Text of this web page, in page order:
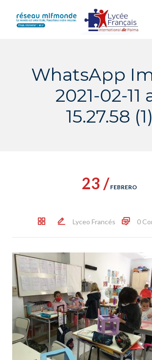
content
WhatsApp
2021-02-11
15.27.58 (1)
23 / FEBRERO
Lyceo Francés 0